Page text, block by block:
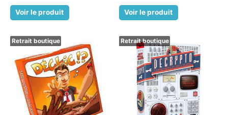
Voir le produit Voir le produit
Retrait boutique Retrait boutique